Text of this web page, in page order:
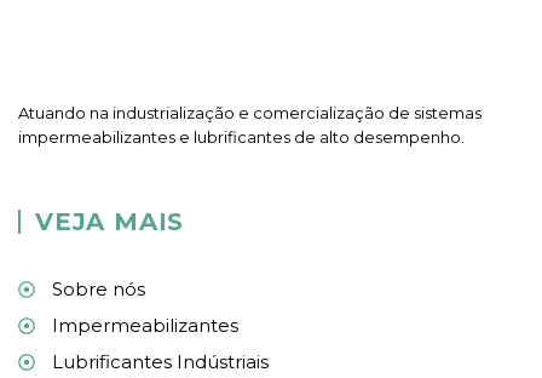
Atuando na industrialização e comercialização de sistemas
impermeabilizantes e lubrificantes de alto desempenho.
VEJA MAIS
Sobre nós
Impermeabilizantes
Lubrificantes Indústriais